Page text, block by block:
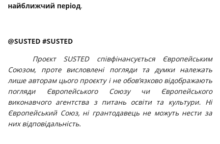
найближчий період.
@SUSTED #SUSTED
Проєкт SUSTED співфінансується Європейським
Союзом, проте висловлені погляди та думки належать
лише авторам цього проєкту і не обов’язково відображають
погляди Європейського Союзу чи Європейського
виконавчого агентства з питань освіти та культури. Ні
Європейський Союз, ні грантодавець не можуть нести за
них відповідальність.